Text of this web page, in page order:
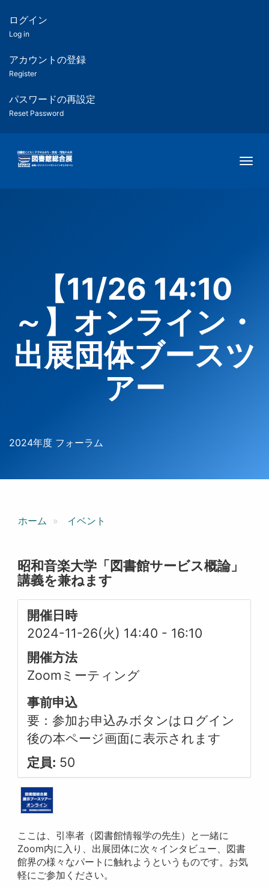
ツ
匿
名
ユ
ー
ー
用
メ
ログイン
Log in
アカウントの登録
Register
パスワードの再設定
Reset Password
【11/26 14:10
～】オンライン・
出展団体ブースツ
アー
2024年度 フォーラム
ホーム イベント
昭和音楽大学「図書館サービス概論」
講義を兼ねます
開催日時
2024-11-26(火) 14:40 - 16:10
開催方法
Zoomミーティング
事前申込
要：参加お申込みボタンはログイン
後の本ページ画面に表示されます
定員: 50
ここは、引率者（図書館情報学の先生）と一緒に
Zoom内に入り、出展団体に次々インタビュー、図書
館界の様々なパートに触れようというものです。お気
軽にご参加ください。